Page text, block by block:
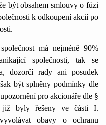
být obsahem smlouvy o fúzi
k odkoupení akcií po
má nejméně 90%
společnosti, tak se
dozorčí rady ani posudek
být splněny podmínky dle
pro akcionáře dle §
již byly řešeny ve části I.
obavy o ochranu